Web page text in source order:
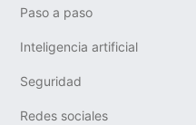
Paso a paso
Inteligencia artificial
Seguridad
Redes sociales